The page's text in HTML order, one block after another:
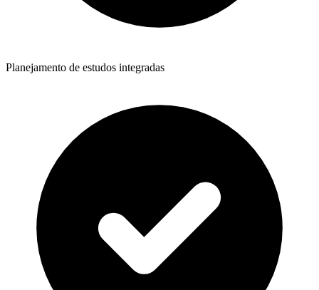
Planejamento de estudos integradas